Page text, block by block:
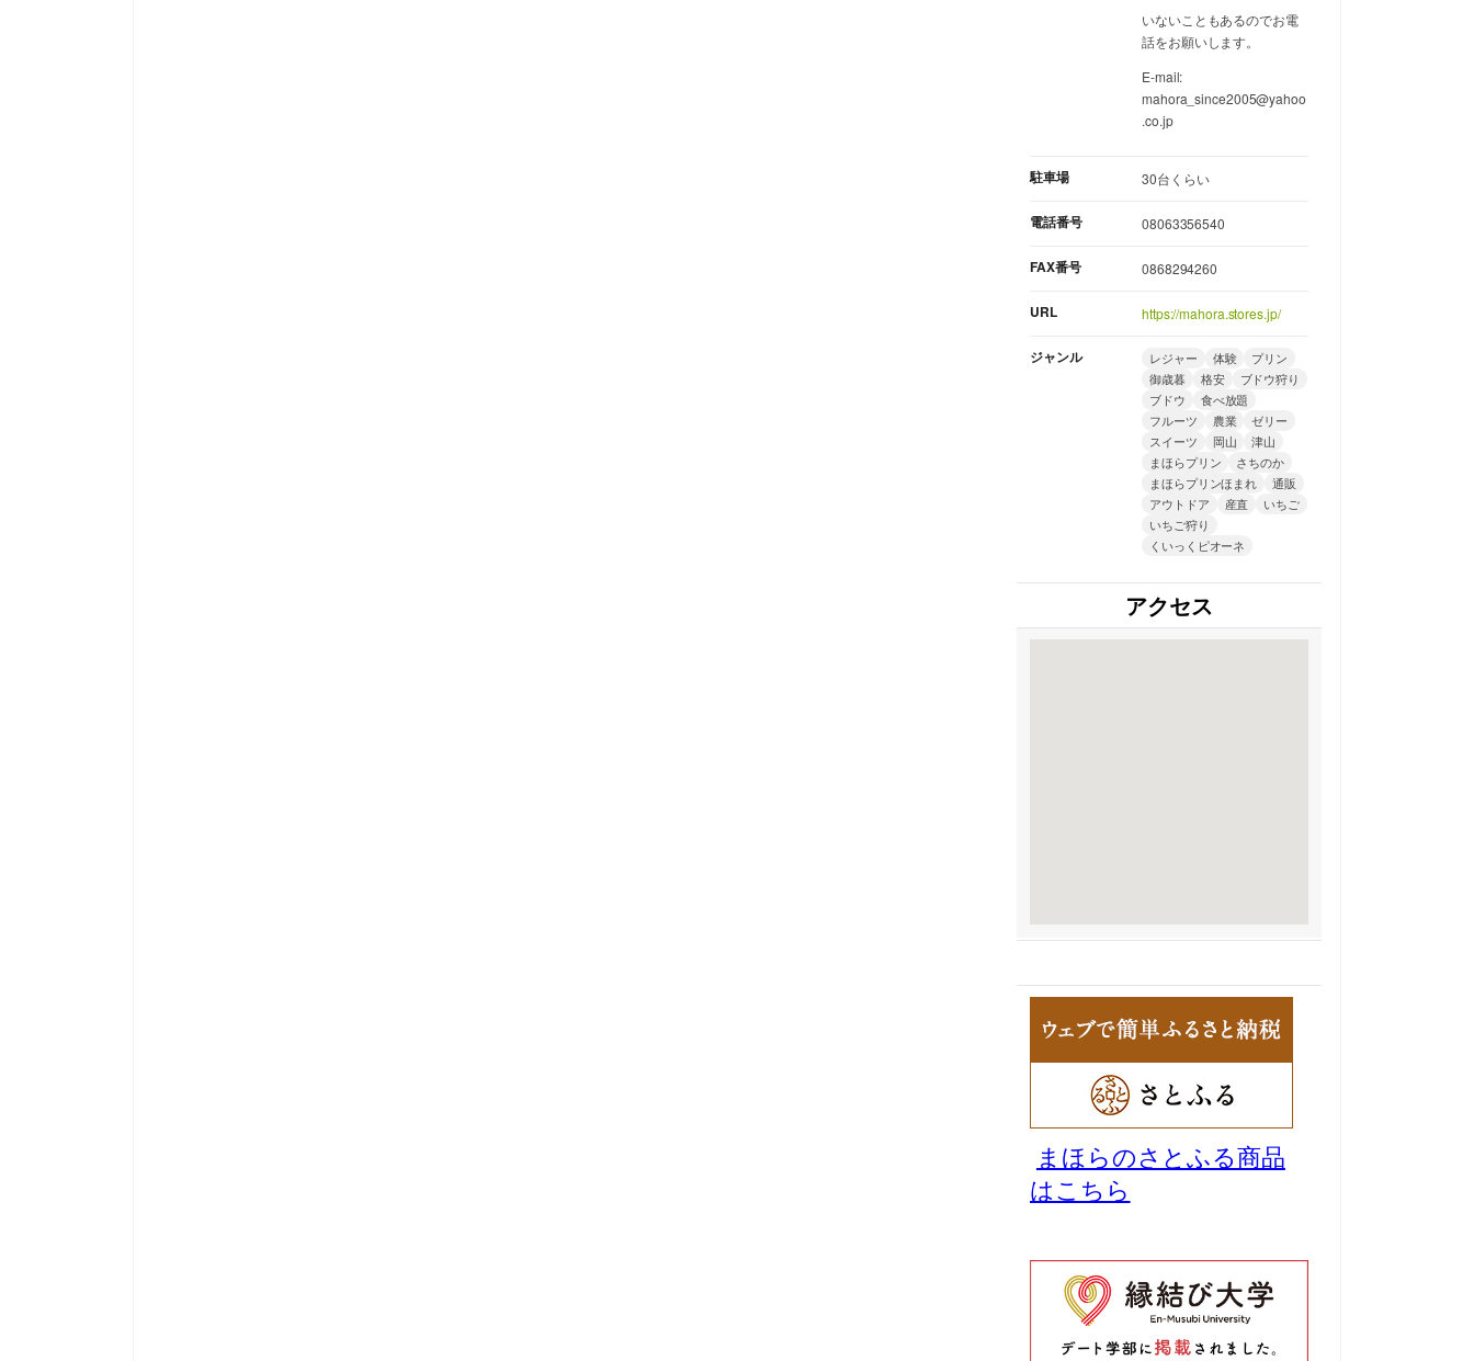
いないこともあるのでお電
話をお願いします。
E-mail:
mahora_since2005@yahoo
.co.jp
駐車場 30台くらい
電話番号 08063356540
FAX番号 0868294260
URL https://mahora.stores.jp/
ジャンル レジャー 体験
プリン
御歳暮
格安
ブドウ狩り
ブドウ
食べ放題
フルーツ
農業
ゼリー
スイーツ
岡山
津山
まほらプリン
さちのか
まほらプリンほまれ
通販
アウトドア
産直
いちご
いちご狩り
くいっくピオーネ
アクセス
まほらのさとふる商品
はこちら